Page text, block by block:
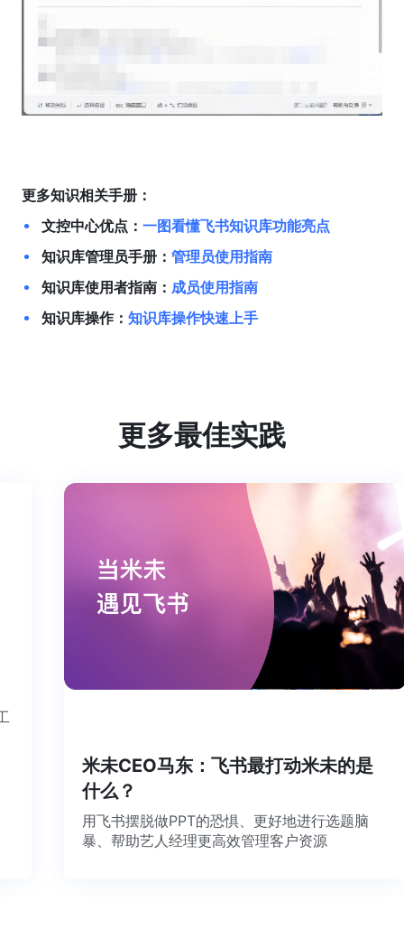
更多知识相关手册：
文控中心优点： 一图看懂飞书知识库功能亮点
知识库管理员手册： 管理员使用指南
知识库使用者指南： 成员使用指南
知识库操作： 知识库操作快速上手
更多最佳实践
米未CEO马东：飞书最打动米未的是
什么？
用飞书摆脱做PPT的恐惧、更好地进行选题脑
暴、帮助艺人经理更高效管理客户资源